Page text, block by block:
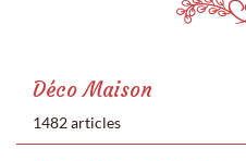
Déco Maison
1482 articles